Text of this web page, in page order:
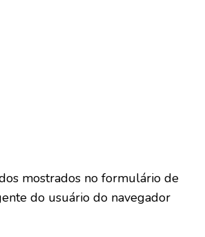
mostrados no formulário de
do usuário do navegador